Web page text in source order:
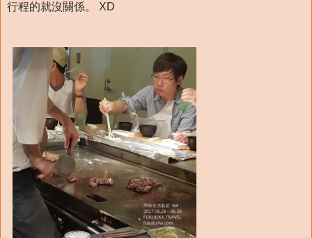
行程的就沒關係。 XD